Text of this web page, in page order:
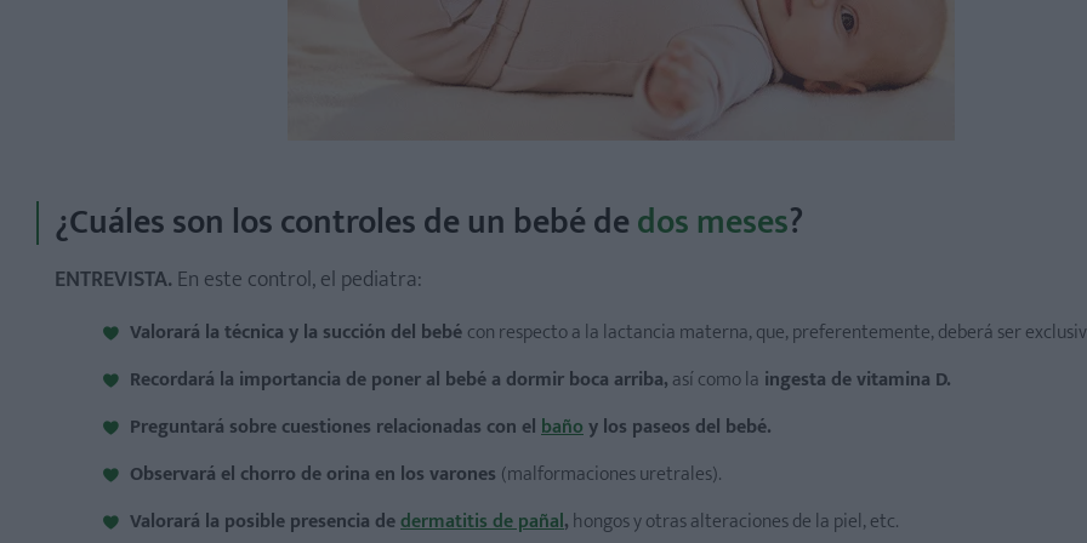
¿Cuáles son los controles de un bebé dedos meses?
ENTREVISTA. En este control, el pediatra:
Valorará la técnica y la succión del bebécon respecto a la lactancia materna, que, preferentemente, deberá ser
Recordará la importancia de poner al bebé a dormir boca arriba,así como la ingesta de vitamina D.
Preguntará sobre cuestiones relacionadas con elbañoy los paseos del bebé.
Observará el chorro de orina en los varones (malformaciones uretrales).
Valorará la posible presencia dedermatitis de pañal,hongos y otras alteraciones de la piel, etc.